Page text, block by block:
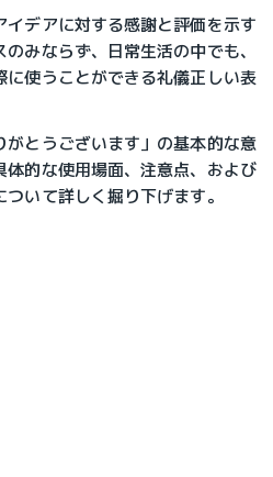
デアに対する感謝と評価を示す
みならず、日常生活の中でも、
使うことができる礼儀正しい表
がとうございます」の基本的な意
的な使用場面、注意点、および
いて詳しく掘り下げます。